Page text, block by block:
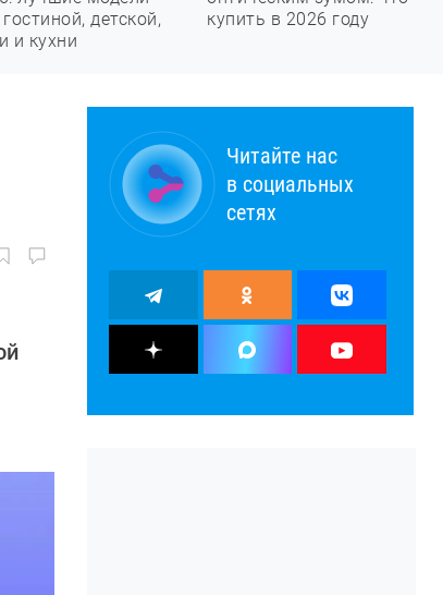
детской,
и кухни
купить в 2026 году
Читайте нас
в социальных
сетях